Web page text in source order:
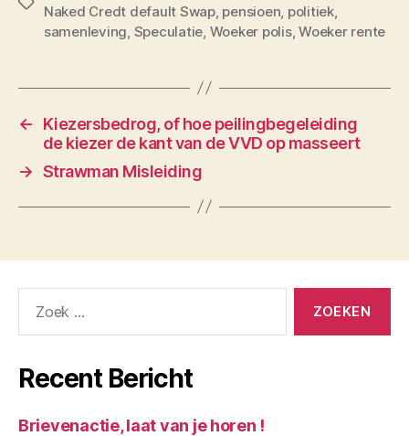
Naked Credt default Swap, pensioen politiek,
samenleving Speculatie Woeker polis,Woeker rente
←
Kiezersbedrog, of hoe peilingbegeleiding
de kiezer de kant van de VVD op masseert
→ Strawman Misleiding
naar:
Recent Bericht
Brievenactie, laat van je horen !